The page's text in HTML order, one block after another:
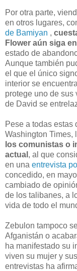
Por otra parte,
en otros lugares,
de Bamiyan ,
Flower aún siga
estado de
Aunque también
el que el único
interior se
protege uno de sus
de David se
Pese a todas estas
Washington Times,
los comunistas o
actual , al que
en una entrevista
concedido, en
cambiado de
de los talibanes, a
vida de todo el
Zebulon tampoco
Afganistán o
ha manifestado su
viven su mujer y
entrevistas ha